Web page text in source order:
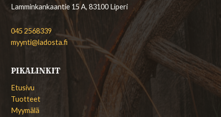
Lamminkankaantie 15 A, 83100 Liperi
045 2568339
myynti@ladosta.fi
PIKALINKIT
Etusivu
Tuotteet
Myymälä